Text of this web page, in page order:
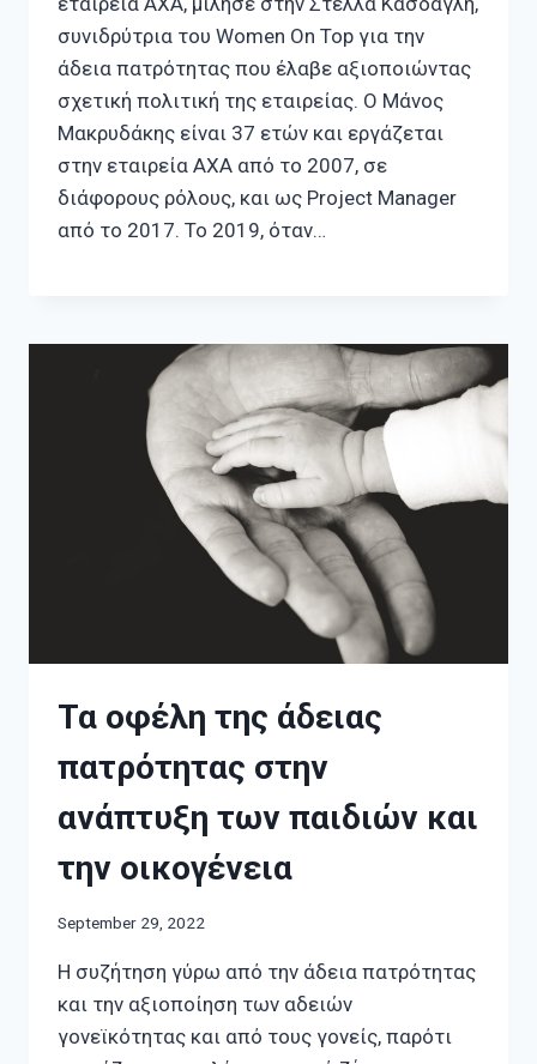
συνιδρύτρια του Women On Top για την
άδεια πατρότητας που έλαβε αξιοποιώντας
σχετική πολιτική της εταιρείας. Ο Μάνος
Μακρυδάκης είναι 37 ετών και εργάζεται
στην εταιρεία AXA από το 2007, σε
διάφορους ρόλους, και ως Project Manager
από το 2017. Το 2019, όταν…
Τα οφέλη της άδειας
πατρότητας στην
ανάπτυξη των παιδιών και
την οικογένεια
September 29, 2022
Η συζήτηση γύρω από την άδεια πατρότητας
και την αξιοποίηση των αδειών
γονεϊκότητας και από τους γονείς, παρότι